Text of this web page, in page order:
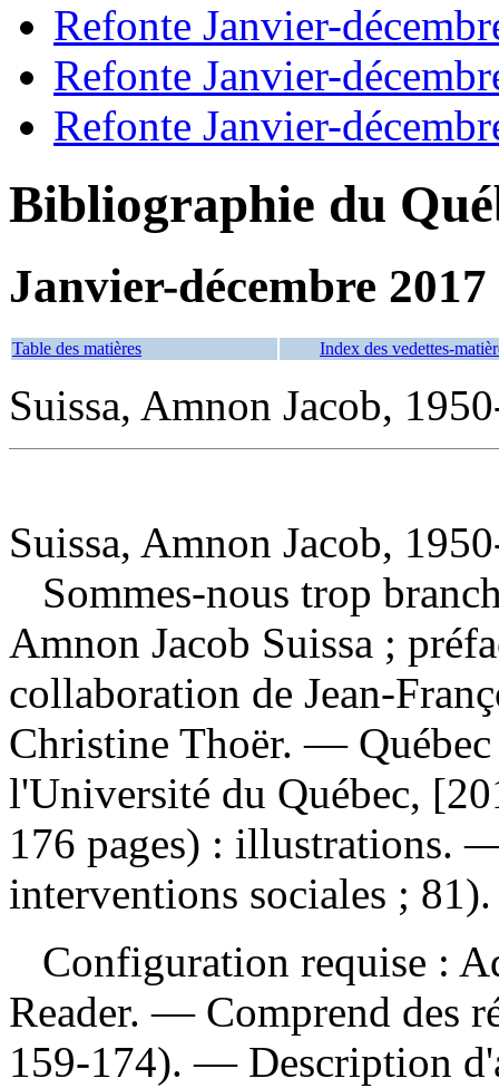
Refonte Janvier-
Refonte Janvier-
Refonte Janvier-
Bibliographie du
Janvier-décembre 2017
Table des matières Index des vedettes-
Suissa, Amnon Jacob,
Suissa, Amnon Jacob,
Sommes-nous trop
Amnon Jacob Suissa ;
collaboration de Jean-
Christine Thoër. — Québec
l'Université du Québec,
176 pages) : illustrations.
interventions sociales ; 81).
Configuration requise :
Reader. — Comprend des
159-174). — Description